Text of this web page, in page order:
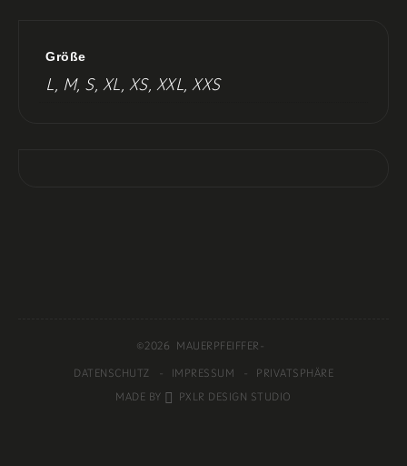
Größe
L, M, S, XL, XS, XXL, XXS
©2026 MAUERPFEIFFER-
DATENSCHUTZ
IMPRESSUM
PRIVATSPHÄRE
MADE BY
PXLR DESIGN STUDIO